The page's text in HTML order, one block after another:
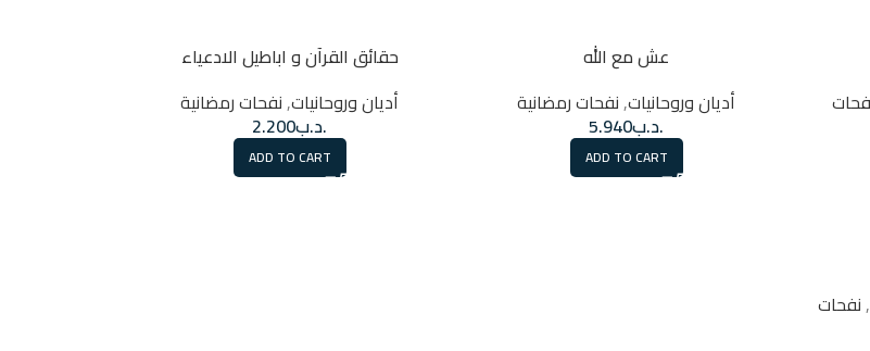
عش مع الله
أديان وروحانيات,نفحات رمضانية
.د.ب5.940
ADD TO CART
حقائق القرآن و اباطيل الادعياء
أديان وروحانيات,نفحات رمضانية
.د.ب2.200
ADD TO CART
,نفحات